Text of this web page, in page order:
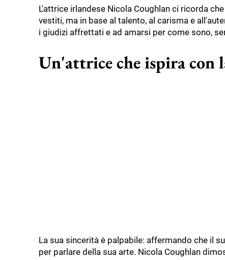
L'attrice irlandese Nicola Coughlan ci ricorda
vestiti, ma in base al talento, al carisma e
i giudizi affrettati e ad amarsi per come sono,
Un'attrice che ispira con
La sua sincerità è palpabile: affermando che il
per parlare della sua arte. Nicola Coughlan